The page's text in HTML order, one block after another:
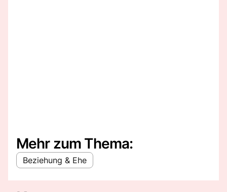
Mehr zum Thema:
Beziehung & Ehe